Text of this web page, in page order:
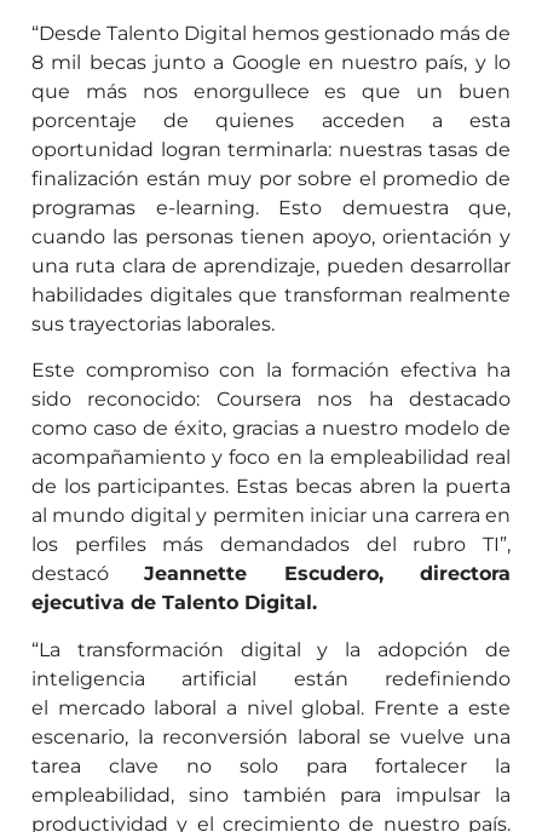
“Desde Talento Digital hemos gestionado más de
8 mil becas junto a Google en nuestro país, y lo
que más nos enorgullece es que un buen
porcentaje de quienes acceden a esta
oportunidad logran terminarla: nuestras tasas de
finalización están muy por sobre el promedio de
programas e-learning. Esto demuestra que,
cuando las personas tienen apoyo, orientación y
una ruta clara de aprendizaje, pueden desarrollar
habilidades digitales que transforman realmente
sus trayectorias laborales.
Este compromiso con la formación efectiva ha
sido reconocido: Coursera nos ha destacado
como caso de éxito, gracias a nuestro modelo de
acompañamiento y foco en la empleabilidad real
de los participantes. Estas becas abren la puerta
al mundo digital y permiten iniciar una carrera en
los perfiles más demandados del rubro TI”,
destacóJeannette Escudero, directora
ejecutiva de Talento Digital.
“La transformación digital y la adopción de
inteligencia artificial están redefiniendo
el mercado laboral a nivel global. Frente a este
escenario, la reconversión laboral se vuelve una
tarea clave no solo para fortalecer la
empleabilidad, sino también para impulsar la
productividad y el crecimiento de nuestro país.